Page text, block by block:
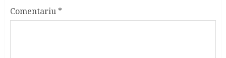
Comentariu *